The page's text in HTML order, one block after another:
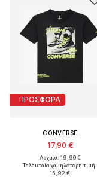
ΠΡΟΣΦΟΡΑ
CONVERSE
17,90 €
Αρχικά: 19,90 €
Τελευταία χαμηλότερη τιμή:
15,92 €